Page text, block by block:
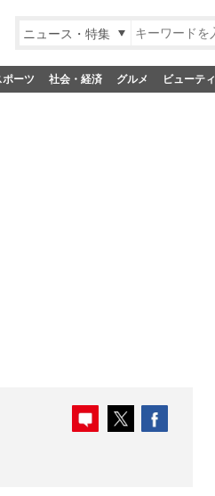
ニュース・特集
ポーツ 社会・経済 グルメ ビューティ